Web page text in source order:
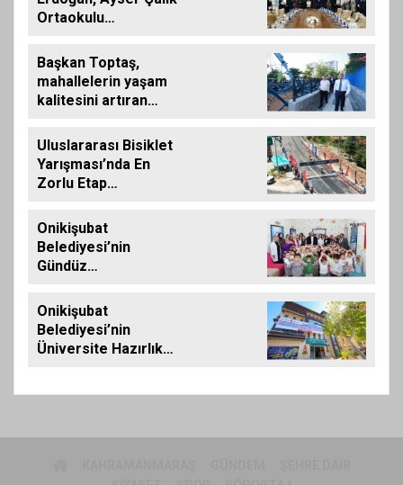
Ortaokulu
Aileleriyle Bir Araya
Geldi
Başkan Toptaş,
mahallelerin yaşam
kalitesini artıran
Uluslararası Bisiklet
Yarışması’nda En
Zorlu Etap
Onikişubat
Belediyesi’nin
Gündüz
dönemin ön kayıtları
başladı
Onikişubat
Belediyesi’nin
Üniversite Hazırlık